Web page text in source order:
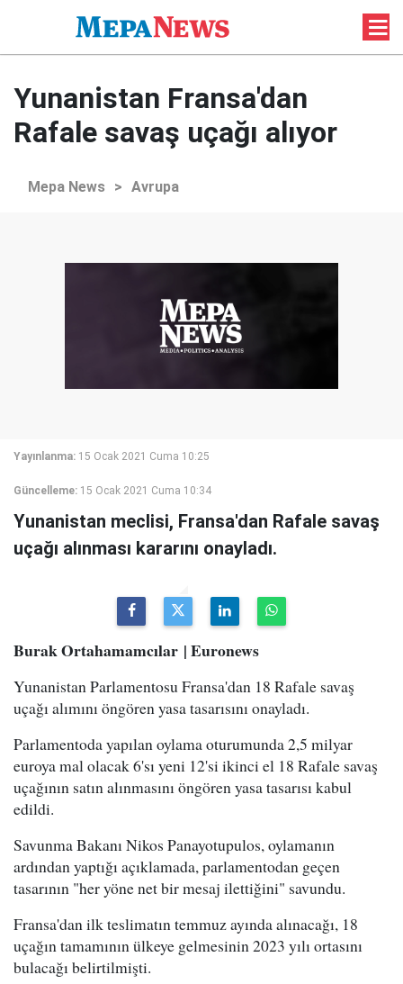
Yunanistan Fransa'dan
Rafale savaş uçağı alıyor
Mepa News > Avrupa
Yayınlanma: 15 Ocak 2021 Cuma 10:25
Güncelleme: 15 Ocak 2021 Cuma 10:34
Yunanistan meclisi, Fransa'dan Rafale savaş
uçağı alınması kararını onayladı.
Burak Ortahamamcılar | Euronews
Yunanistan Parlamentosu Fransa'dan 18 Rafale savaş
uçağı alımını öngören yasa tasarısını onayladı.
Parlamentoda yapılan oylama oturumunda 2,5 milyar
euroya mal olacak 6'sı yeni 12'si ikinci el 18 Rafale savaş
uçağının satın alınmasını öngören yasa tasarısı kabul
edildi.
Savunma Bakanı Nikos Panayotupulos, oylamanın
ardından yaptığı açıklamada, parlamentodan geçen
tasarının "her yöne net bir mesaj ilettiğini" savundu.
Fransa'dan ilk teslimatın temmuz ayında alınacağı, 18
uçağın tamamının ülkeye gelmesinin 2023 yılı ortasını
bulacağı belirtilmişti.